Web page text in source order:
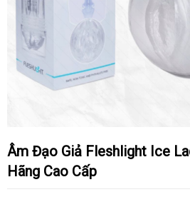
Âm Đạo Giả Fleshlight Ice Lady Crystal Chính
Hãng Cao Cấp